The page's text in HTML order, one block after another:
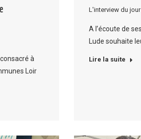
à
Loir
L'interview du jour
A l’écoute de
Lude souhaite
Lire la suite